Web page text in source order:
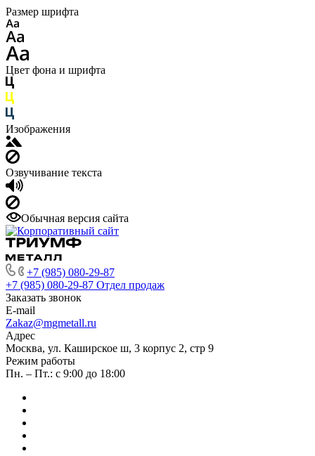
Размер шрифта
Цвет фона и шрифта
Изображения
Озвучивание текста
Обычная версия сайта
+7 (985) 080-29-87
+7 (985) 080-29-87 Отдел продаж
Заказать звонок
E-mail
Zakaz@mgmetall.ru
Адрес
Москва, ул. Каширское ш, 3 корпус 2, стр 9
Режим работы
Пн. – Пт.: с 9:00 до 18:00